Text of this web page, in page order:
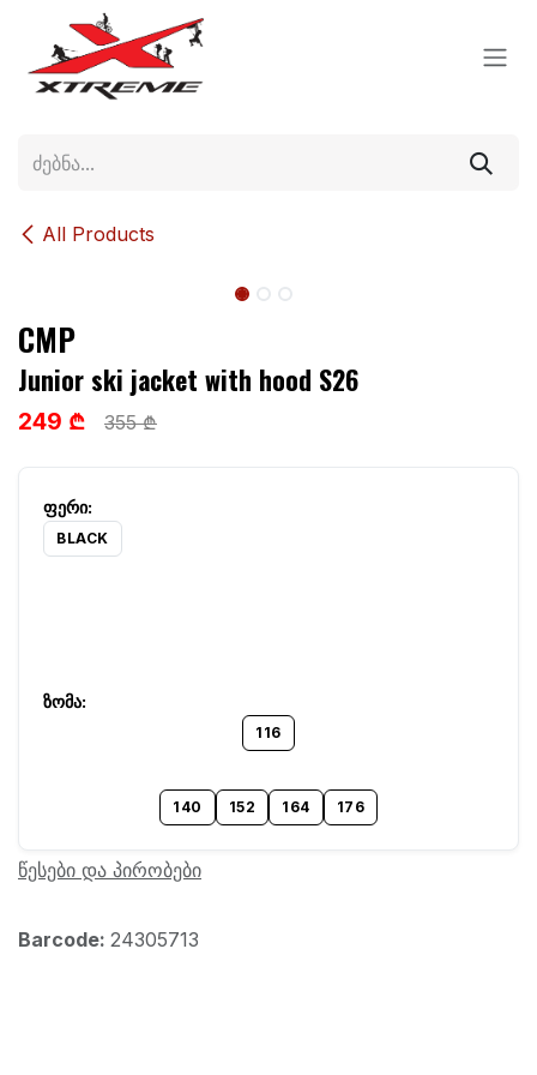
Skip to Content
All Products
CMP
Junior ski jacket with hood S26
249 ₾ 355 ₾
BLACK
116
140 152 164 176
წესები და პირობები
Barcode: 24305713